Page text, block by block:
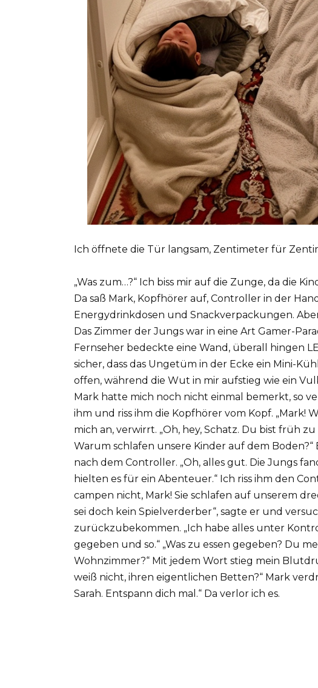
Ich öffnete die Tür langsam, Zentimeter für
„Was zum…?“ Ich biss mir auf die Zunge, da die
Da saß Mark, Kopfhörer auf, Controller in der
Energydrinkdosen und Snackverpackungen.
Das Zimmer der Jungs war in eine Art Gamer-
Fernseher bedeckte eine Wand, überall hingen
sicher, dass das Ungetüm in der Ecke ein Mini-
offen, während die Wut in mir aufstieg wie ein
Mark hatte mich noch nicht einmal bemerkt, so
ihm und riss ihm die Kopfhörer vom Kopf. „Mark!
mich an, verwirrt. „Oh, hey, Schatz. Du bist früh
Warum schlafen unsere Kinder auf dem
nach dem Controller. „Oh, alles gut. Die Jungs
hielten es für ein Abenteuer.“ Ich riss ihm den
campen nicht, Mark! Sie schlafen auf unserem
sei doch kein Spielverderber“, sagte er und
zurückzubekommen. „Ich habe alles unter
gegeben und so.“ „Was zu essen gegeben? Du
Wohnzimmer?“ Mit jedem Wort stieg mein
weiß nicht, ihren eigentlichen Betten?“ Mark
Sarah. Entspann dich mal.“ Da verlor ich es.